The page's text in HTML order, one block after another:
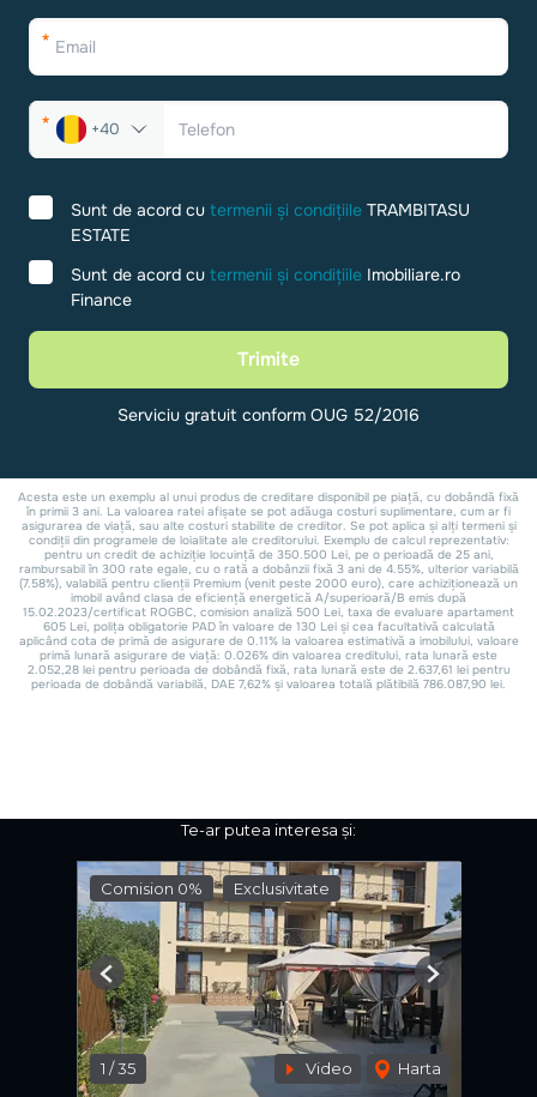
Te-ar putea interesa și:
Comision 0% Exclusivitate
1 /35 Video Harta
Previous Next